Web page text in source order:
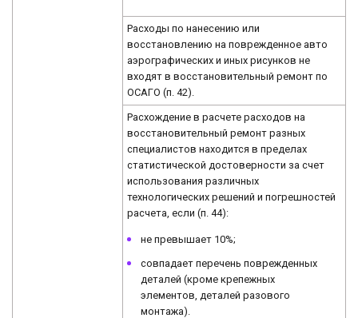
Расходы по нанесению или
восстановлению на поврежденное авто
аэрографических и иных рисунков не
входят в восстановительный ремонт по
ОСАГО (п. 42).
Расхождение в расчете расходов на
восстановительный ремонт разных
специалистов находится в пределах
статистической достоверности за счет
использования различных
технологических решений и погрешностей
расчета, если (п. 44):
не превышает 10%;
совпадает перечень поврежденных
деталей (кроме крепежных
элементов, деталей разового
монтажа).